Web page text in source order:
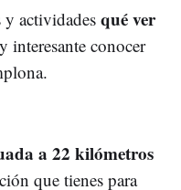
y actividades qué ver
interesante conocer
a 22 kilómetros
que tienes para